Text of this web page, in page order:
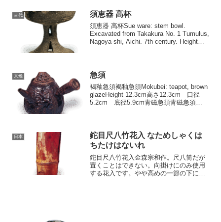
古代 須恵器 高杯
須恵器 高杯Sue ware: stem bowl.
Excavated from Takakura No. 1 Tumulus,
Nagoya-shi, Aichi. 7th century. Height
京焼 急須
褐釉急須褐釉急須Mokubei: teapot, brown
glazeHeight 12.3cm高さ12.3cm 口径
5.2cm 底径5.9cm青磁急須青磁急須
日本
鉈目尺八竹花入 なためしゃくは
ちたけはないれ
鉈目尺八竹花入金森宗和作。尺八筒だが
置くことはできない。向掛けにのみ使用
する花入です。やや高めの一節の下に鉈